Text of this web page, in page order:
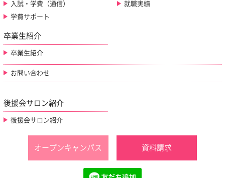
入試・学費（通信）
学費サポート
就職実績
卒業生紹介
卒業生紹介
お問い合わせ
後援会サロン紹介
後援会サロン紹介
オープンキャンパス 資料請求